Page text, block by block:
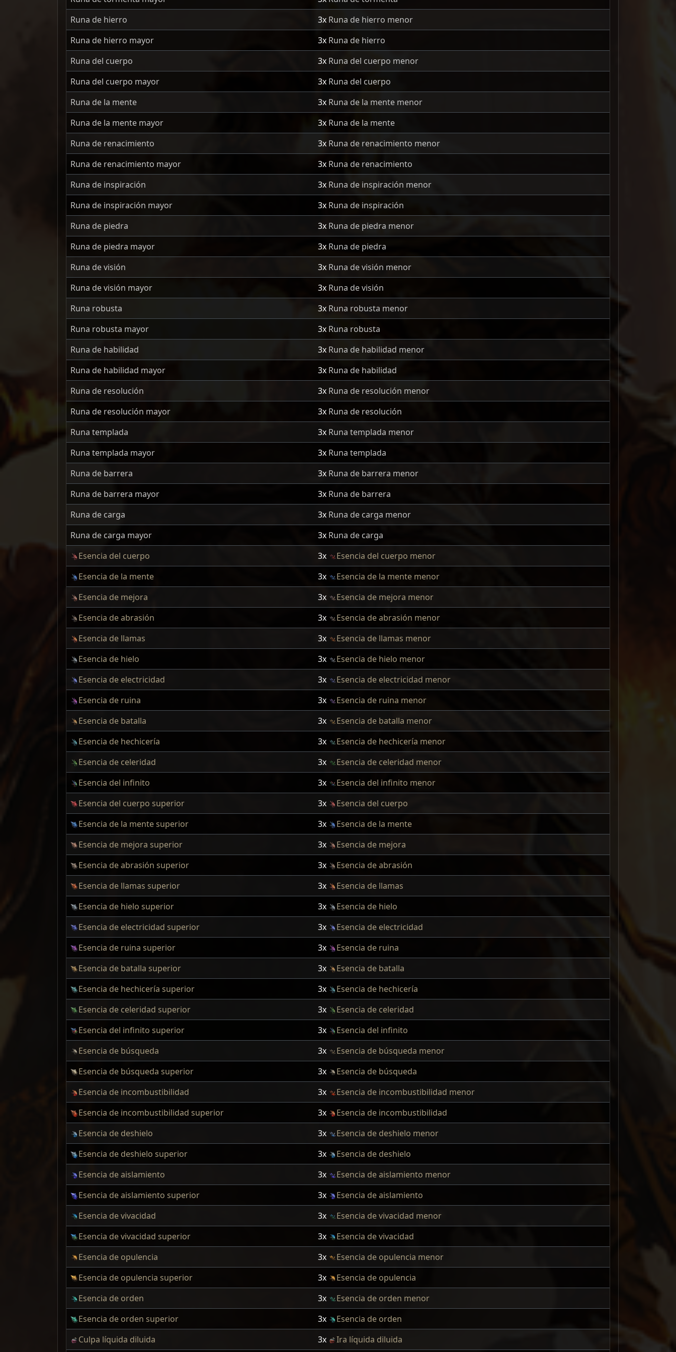
Runa de hierro
3x Runa de hierro menor
Runa de hierro mayor
3x Runa de hierro
Runa del cuerpo
3x Runa del cuerpo menor
Runa del cuerpo mayor
3x Runa del cuerpo
Runa de la mente
3x Runa de la mente menor
Runa de la mente mayor
3x Runa de la mente
Runa de renacimiento
3x Runa de renacimiento menor
Runa de renacimiento mayor
3x Runa de renacimiento
Runa de inspiración
3x Runa de inspiración menor
Runa de inspiración mayor
3x Runa de inspiración
Runa de piedra
3x Runa de piedra menor
Runa de piedra mayor
3x Runa de piedra
Runa de visión
3x Runa de visión menor
Runa de visión mayor
3x Runa de visión
Runa robusta
3x Runa robusta menor
Runa robusta mayor
3x Runa robusta
Runa de habilidad
3x Runa de habilidad menor
Runa de habilidad mayor
3x Runa de habilidad
Runa de resolución
3x Runa de resolución menor
Runa de resolución mayor
3x Runa de resolución
Runa templada
3x Runa templada menor
Runa templada mayor
3x Runa templada
Runa de barrera
3x Runa de barrera menor
Runa de barrera mayor
3x Runa de barrera
Runa de carga
3x Runa de carga menor
Runa de carga mayor
3x Runa de carga
Esencia del cuerpo
3x
Esencia del cuerpo menor
Esencia de la mente
3x
Esencia de la mente menor
Esencia de mejora
3x
Esencia de mejora menor
Esencia de abrasión
3x
Esencia de abrasión menor
Esencia de llamas
3x
Esencia de llamas menor
Esencia de hielo
3x
Esencia de hielo menor
Esencia de electricidad
3x
Esencia de electricidad menor
Esencia de ruina
3x
Esencia de ruina menor
Esencia de batalla
3x
Esencia de batalla menor
Esencia de hechicería
3x
Esencia de hechicería menor
Esencia de celeridad
3x
Esencia de celeridad menor
Esencia del infinito
3x
Esencia del infinito menor
Esencia del cuerpo superior
3x
Esencia del cuerpo
Esencia de la mente superior
3x
Esencia de la mente
Esencia de mejora superior
3x
Esencia de mejora
Esencia de abrasión superior
3x
Esencia de abrasión
Esencia de llamas superior
3x
Esencia de llamas
Esencia de hielo superior
3x
Esencia de hielo
Esencia de electricidad superior
3x
Esencia de electricidad
Esencia de ruina superior
3x
Esencia de ruina
Esencia de batalla superior
3x
Esencia de batalla
Esencia de hechicería superior
3x
Esencia de hechicería
Esencia de celeridad superior
3x
Esencia de celeridad
Esencia del infinito superior
3x
Esencia del infinito
Esencia de búsqueda
3x
Esencia de búsqueda menor
Esencia de búsqueda superior
3x
Esencia de búsqueda
Esencia de incombustibilidad
3x
Esencia de incombustibilidad menor
Esencia de incombustibilidad superior
3x
Esencia de incombustibilidad
Esencia de deshielo
3x
Esencia de deshielo menor
Esencia de deshielo superior
3x
Esencia de deshielo
Esencia de aislamiento
3x
Esencia de aislamiento menor
Esencia de aislamiento superior
3x
Esencia de aislamiento
Esencia de vivacidad
3x
Esencia de vivacidad menor
Esencia de vivacidad superior
3x
Esencia de vivacidad
Esencia de opulencia
3x
Esencia de opulencia menor
Esencia de opulencia superior
3x
Esencia de opulencia
Esencia de orden
3x
Esencia de orden menor
Esencia de orden superior
3x
Esencia de orden
Culpa líquida diluida
3x Ira líquida diluida